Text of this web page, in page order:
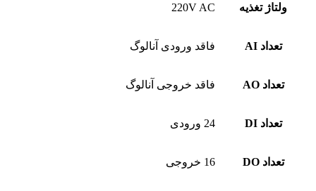
تغذیه 220V AC
فاقد ورودی آنالوگ
فاقد خروجی آنالوگ
24 ورودی
16 خروجی